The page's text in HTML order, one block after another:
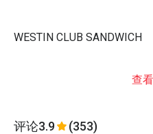
WESTIN CLUB SANDWICH
查
评论3.9 (353)